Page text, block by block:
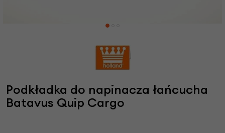
Podkładka do napinacza łańcucha
Batavus Quip Cargo